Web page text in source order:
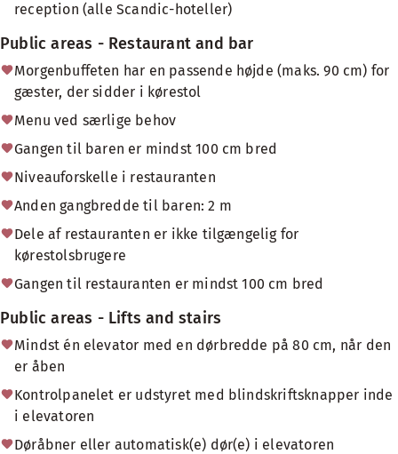
reception (alle Scandic-hoteller)
Public areas - Restaurant and bar
Morgenbuffeten har en passende højde (maks. 90 cm) for
gæster, der sidder i kørestol
Menu ved særlige behov
Gangen til baren er mindst 100 cm bred
Niveauforskelle i restauranten
Anden gangbredde til baren: 2 m
Dele af restauranten er ikke tilgængelig for
kørestolsbrugere
Gangen til restauranten er mindst 100 cm bred
Public areas - Lifts and stairs
Mindst én elevator med en dørbredde på 80 cm, når den
er åben
Kontrolpanelet er udstyret med blindskriftsknapper inde
i elevatoren
Døråbner eller automatisk(e) dør(e) i elevatoren